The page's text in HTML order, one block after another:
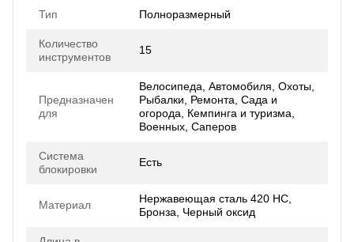
Тип Полноразмерный
Количество
инструментов
15
Предназначен
для
Велосипеда, Автомобиля, Охоты,
Рыбалки, Ремонта, Сада и
огорода, Кемпинга и туризма,
Военных, Саперов
Система
блокировки
Есть
Материал
Нержавеющая сталь 420 HC,
Бронза, Черный оксид